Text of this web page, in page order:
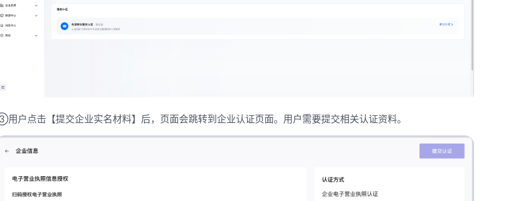
户点击【提交企业实名材料】后，页面会跳转到企业认证页面。用户需要提交相关认证资料。